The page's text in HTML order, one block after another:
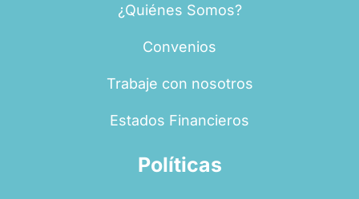
¿Quiénes Somos?
Convenios
Trabaje con nosotros
Estados Financieros
Políticas